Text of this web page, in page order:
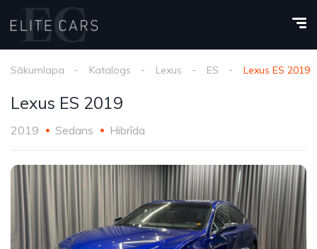
Sākumlapa Katalogs Lexus ES Lexus ES 2019
Lexus ES 2019
2019 Sedans Hibrīda